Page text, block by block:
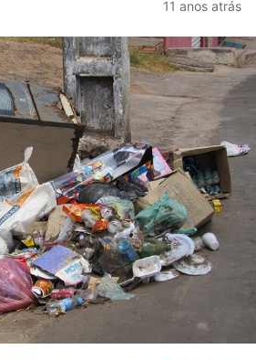
11 anos atrás